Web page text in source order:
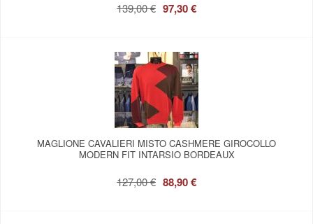
139,00 € 97,30 €
MAGLIONE CAVALIERI MISTO CASHMERE GIROCOLLO
MODERN FIT INTARSIO BORDEAUX
127,00 € 88,90 €